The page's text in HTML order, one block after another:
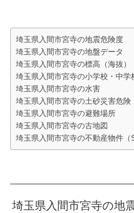
埼玉県入間市宮寺の地震危険度
埼玉県入間市宮寺の地盤データ
埼玉県入間市宮寺の標高（海抜）
埼玉県入間市宮寺の小学校・中学
埼玉県入間市宮寺の水害
埼玉県入間市宮寺の土砂災害危険
埼玉県入間市宮寺の避難場所
埼玉県入間市宮寺の古地図
埼玉県入間市宮寺の不動産物件（
埼玉県入間市宮寺の地